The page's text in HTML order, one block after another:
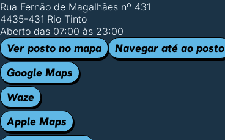
Rua Fernão de Magalhães nº 431
4435-431 Rio Tinto
Aberto das 07:00 às 23:00
Ver posto no mapa
Navegar até ao posto
Google Maps
Waze
Apple Maps